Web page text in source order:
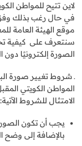
لاين تتيح للمواطن
في حال رغب بذلك وفق
موقع الهيئة العامة
سنتعرف على كيفية
الصورة إلكترونيًا
ـ شروط تغيير صورة
المواطن الكويتي
الامتثال للشروط الآتية:
يجب أن تكون
بالإضافة إلى وضح